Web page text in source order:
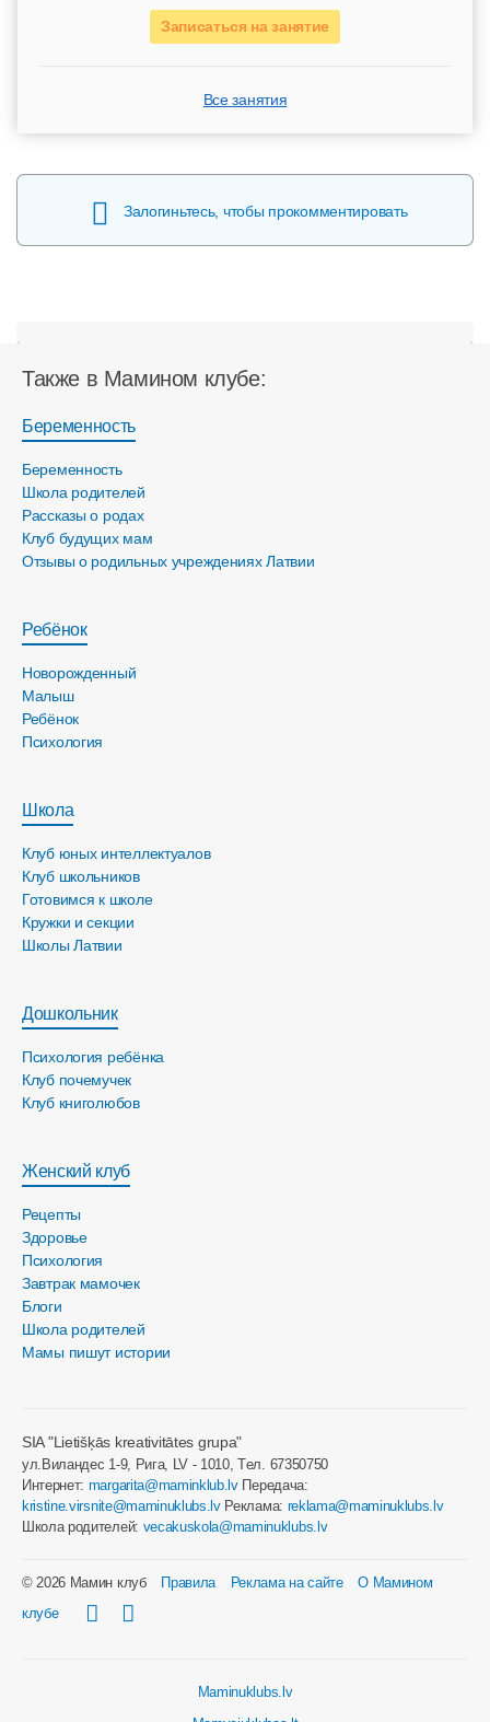
Записаться на занятие
Все занятия
Залогиньтесь, чтобы прокомментировать
Также в Мамином клубе:
Беременность
Беременность
Школа родителей
Рассказы о родах
Клуб будущих мам
Отзывы о родильных учреждениях Латвии
Ребёнок
Новорожденный
Малыш
Ребёнок
Психология
Школа
Клуб юных интеллектуалов
Клуб школьников
Готовимся к школе
Кружки и секции
Школы Латвии
Дошкольник
Психология ребёнка
Клуб почемучек
Клуб книголюбов
Женский клуб
Рецепты
Здоровье
Психология
Завтрак мамочек
Блоги
Школа родителей
Мамы пишут истории
SIA "Lietišķās kreativitātes grupa"
ул.Виландес 1-9, Рига, LV - 1010, Tел. 67350750
Интернет: margarita@maminklub.lvПередача:
kristine.virsnite@maminuklubs.lvРеклама: reklama@maminuklubs.lv
Школа родителей: vecakuskola@maminuklubs.lv
© 2026 Мамин клуб Правила Реклама на сайте
О Мамином
клубе
Maminuklubs.lv